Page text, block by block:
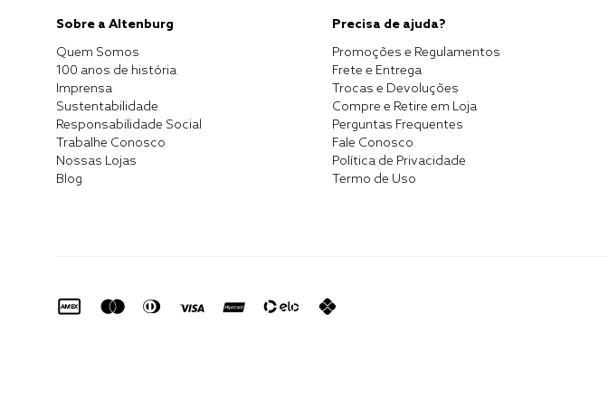
Sobre a Altenburg
Quem Somos
100 anos de história
Imprensa
Sustentabilidade
Responsabilidade Social
Trabalhe Conosco
Nossas Lojas
Blog
Precisa de ajuda?
Promoções e Regulamentos
Frete e Entrega
Trocas e Devoluções
Compre e Retire em Loja
Perguntas Frequentes
Fale Conosco
Política de Privacidade
Termo de Uso